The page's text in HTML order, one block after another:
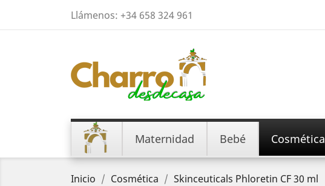
Llámenos: +34 658 324 961
Maternidad Bebé Cosmética
Inicio Cosmética Skinceuticals Phloretin CF 30 ml